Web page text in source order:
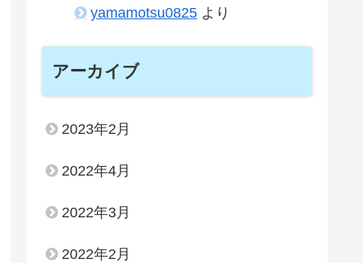
yamamotsu0825 より
アーカイブ
2023年2月
2022年4月
2022年3月
2022年2月